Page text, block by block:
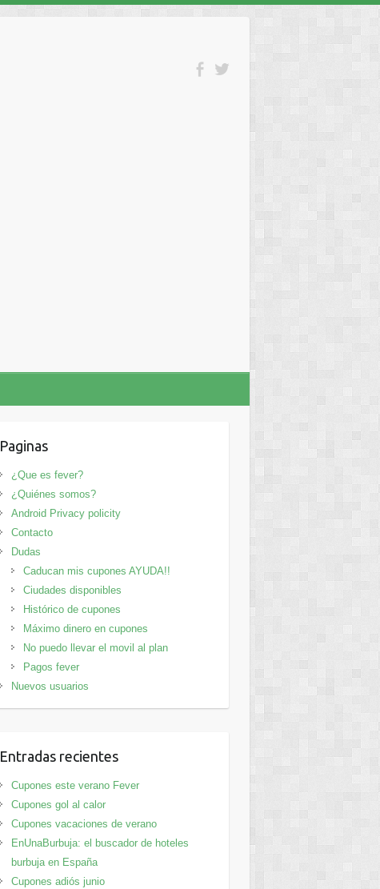
Paginas
¿Que es fever?
¿Quiénes somos?
Android Privacy policity
Contacto
Dudas
Caducan mis cupones AYUDA!!
Ciudades disponibles
Histórico de cupones
Máximo dinero en cupones
No puedo llevar el movil al plan
Pagos fever
Nuevos usuarios
Entradas recientes
Cupones este verano Fever
Cupones gol al calor
Cupones vacaciones de verano
EnUnaBurbuja: el buscador de hoteles
burbuja en España
Cupones adiós junio